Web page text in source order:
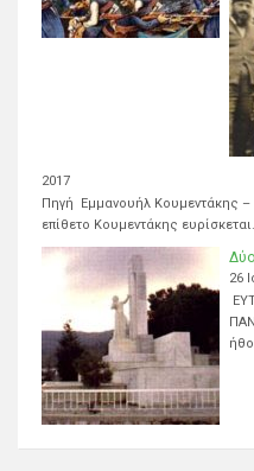
2017
Πηγή Εμμανουήλ Κουμεντάκης
επίθετο Κουμεντάκης
26